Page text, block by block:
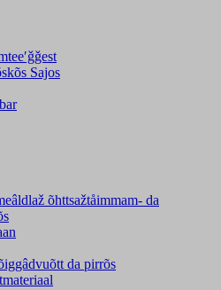
Sajos
õhttsažtåimmam- da
da pirrõs